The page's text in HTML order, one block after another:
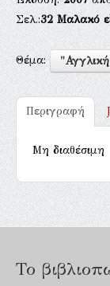
Σελ.:32 Μαλακό
Θέμα:
Περιγραφή
Μη διαθέσιμη
Το